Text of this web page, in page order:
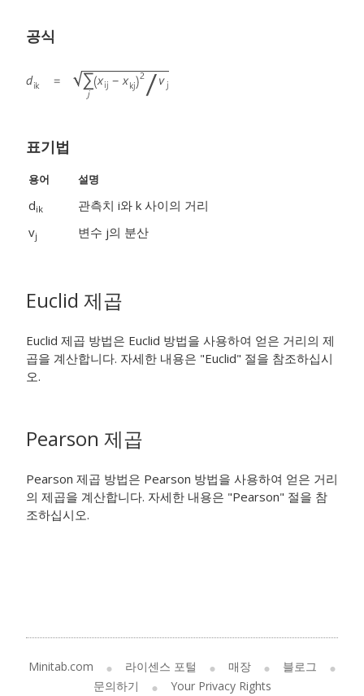
공식
표기법
용어 설명
dik
관측치 i와 k 사이의 거리
vj 변수 j의 분산
Euclid 제곱
Euclid 제곱 방법은 Euclid 방법을 사용하여 얻은 거리의 제
곱을 계산합니다. 자세한 내용은 "Euclid" 절을 참조하십시
오.
Pearson 제곱
Pearson 제곱 방법은 Pearson 방법을 사용하여 얻은 거리
의 제곱을 계산합니다. 자세한 내용은 "Pearson" 절을 참
조하십시오.
Minitab.com 라이센스 포털 매장
블로그
문의하기
Your Privacy Rights